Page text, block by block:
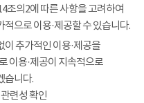
조의2에 따른 사항을 고려하여
으로 이용·제공할 수 있습니다.
이 추가적인 이용·제공을
이용·제공이 지속적으로
습니다.
련성 확인